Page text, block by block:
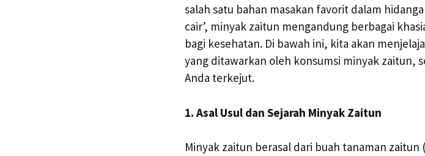
salah satu bahan masakan favorit dalam
cair’, minyak zaitun mengandung berbagai
bagi kesehatan. Di bawah ini, kita akan
yang ditawarkan oleh konsumsi minyak zaitun,
Anda terkejut.
1. Asal Usul dan Sejarah Minyak Zaitun
Minyak zaitun berasal dari buah tanaman